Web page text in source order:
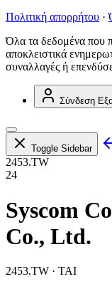
Πολιτική απορρήτου ·
Όλα τα δεδομένα που
αποκλειστικά
συναλλαγές ή
Σύνδεση
Toggle Sidebar
2453.TW
24
Syscom
Co., Ltd.
2453.TW · TAI